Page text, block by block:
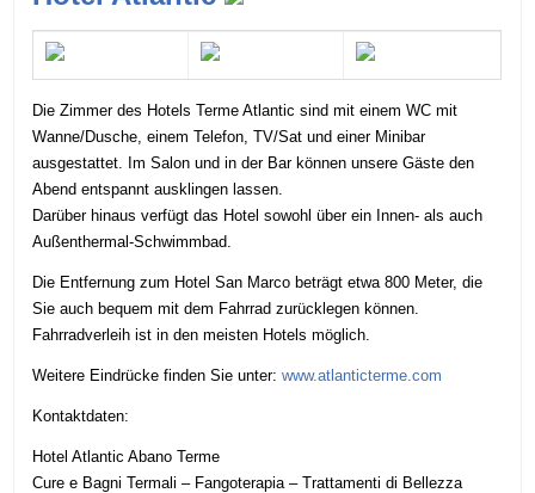
Die Zimmer des Hotels Terme Atlantic sind mit einem WC mit
Wanne/Dusche, einem Telefon, TV/Sat und einer Minibar
ausgestattet. Im Salon und in der Bar können unsere Gäste den
Abend entspannt ausklingen lassen.
Darüber hinaus verfügt das Hotel sowohl über ein Innen- als auch
Außenthermal-Schwimmbad.
Die Entfernung zum Hotel San Marco beträgt etwa 800 Meter, die
Sie auch bequem mit dem Fahrrad zurücklegen können.
Fahrradverleih ist in den meisten Hotels möglich.
Weitere Eindrücke finden Sie unter:www.atlanticterme.com
Kontaktdaten:
Hotel Atlantic Abano Terme
Cure e Bagni Termali – Fangoterapia – Trattamenti di Bellezza